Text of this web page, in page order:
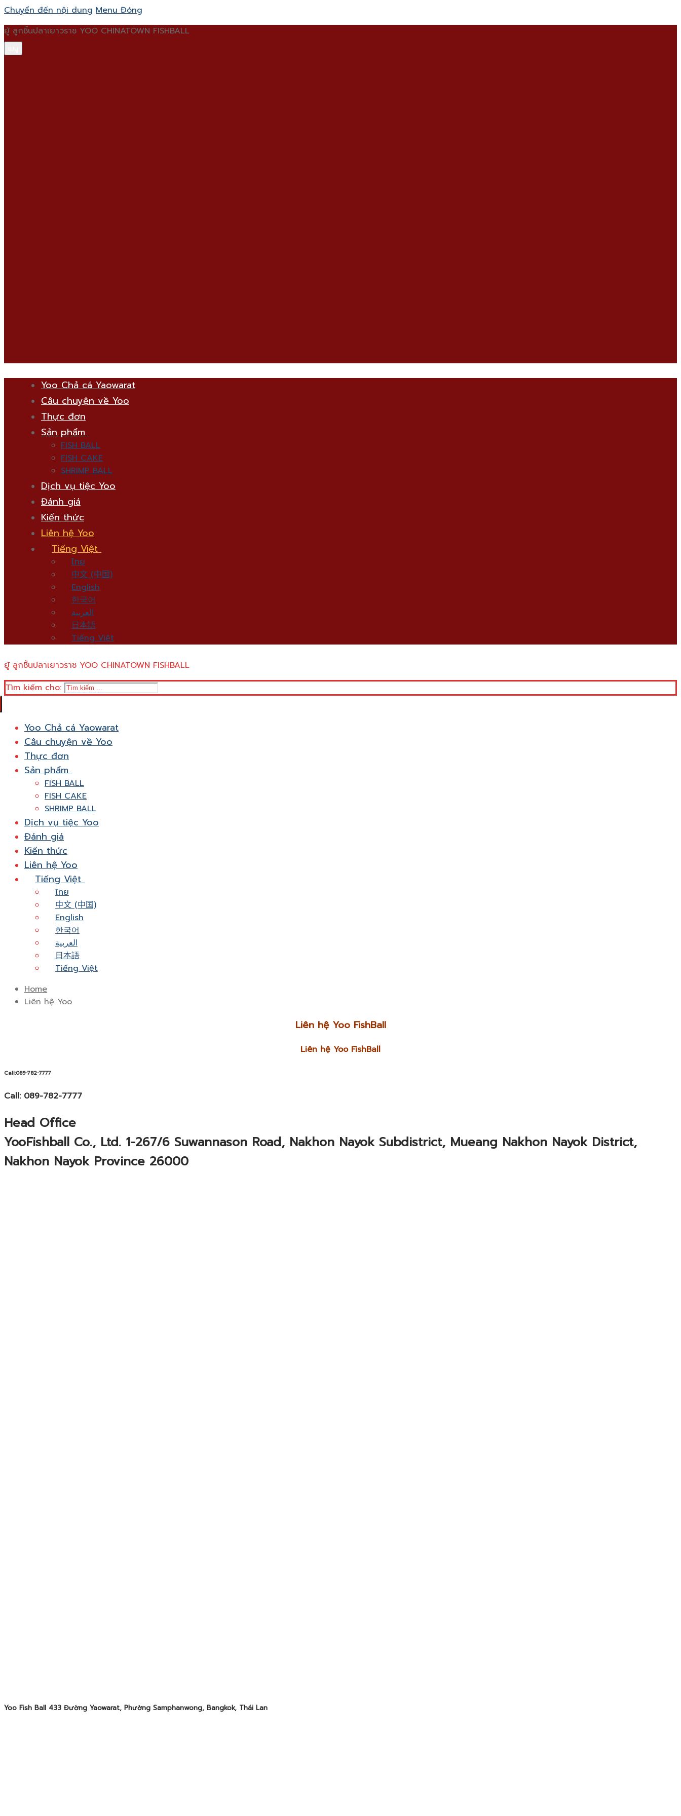
Chuyển đến nội dung Menu Đóng
ยู้ ลูกชิ้นปลาเยาวราช YOO CHINATOWN FISHBALL
Yoo Chả cá Yaowarat
Câu chuyện về Yoo
Thực đơn
Sản phẩm
FISH BALL
FISH CAKE
SHRIMP BALL
Dịch vụ tiệc Yoo
Đánh giá
Kiến thức
Liên hệ Yoo
Tiếng Việt
ไทย
中文 (中国)
English
한국어
العربية
日本語
Tiếng Việt
ยู้ ลูกชิ้นปลาเยาวราช YOO CHINATOWN FISHBALL
Tìm kiếm cho:
Yoo Chả cá Yaowarat
Câu chuyện về Yoo
Thực đơn
Sản phẩm
FISH BALL
FISH CAKE
SHRIMP BALL
Dịch vụ tiệc Yoo
Đánh giá
Kiến thức
Liên hệ Yoo
Tiếng Việt
ไทย
中文 (中国)
English
한국어
العربية
日本語
Tiếng Việt
Home
Liên hệ Yoo
Liên hệ Yoo FishBall
Liên hệ Yoo FishBall
Call:089-782-7777
Call: 089-782-7777
Head Office
YooFishball Co., Ltd. 1-267/6 Suwannason Road, Nakhon Nayok Subdistrict, Mueang Nakhon Nayok District,
Nakhon Nayok Province 26000
Yoo Fish Ball 433 Đường Yaowarat, Phường Samphanwong, Bangkok, Thái Lan